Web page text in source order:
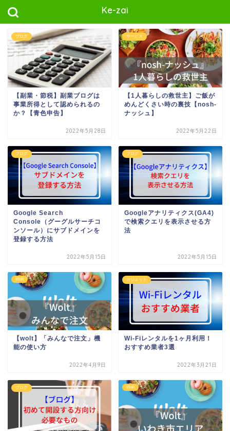
Ke-zai
ブログ
【副業・節税】副業ブログは
事業所得として認められるの
か？【青色申告】
2022年5月28日
サービス
【1人暮らしの救世主】ご飯が
めんどくさい時の裏技【nosh-
ナッシュ】
2022年5月22日
ブログ
Google Search
Console（グーグルサーチコ
ンソール）にサブドメインを
登録する方法
2022年5月15日
ブログ
Googleアナリティクス(GA4)
で検索クエリを表示させる方
法
2022年5月15日
Wolt
【wolt】「みんなで注文」機
能の使い方
2022年4月9日
ガジェット
Wi-Fiレンタルを1ヶ月利用！
おすすめ業者3選
2022年3月21日
ブログ Wolt